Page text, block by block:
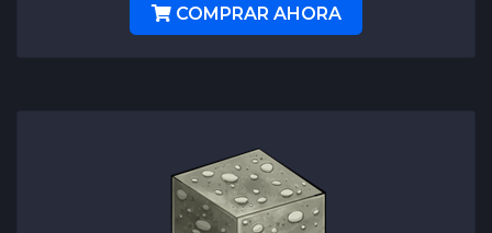
COMPRAR AHORA